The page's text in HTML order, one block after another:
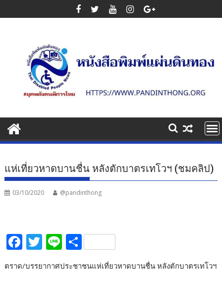
to
แห่เที่ยวหาดบานชื่น หลังตักบาตรเทโวฯ (ชมคลิป)
03/10/2020 @pandinthong
F
e
T
itt
Li
n
e
S
ar
ตราด/บรรยากาศประชาชนแห่เที่ยวหาดบานชื่น หลังตักบาตรเทโวฯ